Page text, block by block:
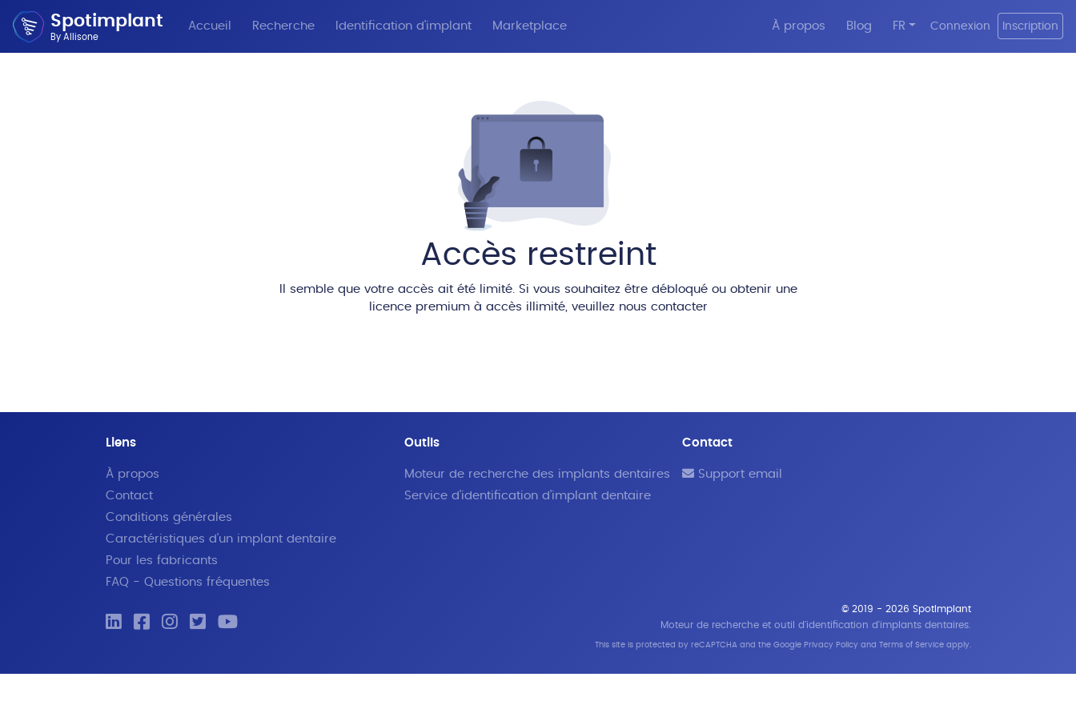
Spotimplant
By Allisone
Accueil Recherche Identification d'implant Marketplace À propos Blog FR Connexion Inscription
Accès restreint
Il semble que votre accès ait été limité. Si vous souhaitez être débloqué ou obtenir une
licence premium à accès illimité, veuillez nous contacter
Liens
À propos
Contact
Conditions générales
Caractéristiques d'un implant dentaire
Pour les fabricants
FAQ - Questions fréquentes
Outils
Moteur de recherche des implants dentaires
Service d'identification d'implant dentaire
Contact
Support email
© 2019 - 2026 SpotImplant
Moteur de recherche et outil d'identification d'implants dentaires.
This site is protected by reCAPTCHA and the Google Privacy Policy and Terms of Serviceapply.